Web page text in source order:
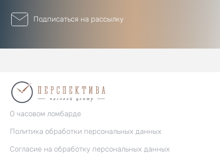
Подписаться на рассылку
О часовом ломбарде
Политика обработки персональных данных
Согласие на обработку персональных данных